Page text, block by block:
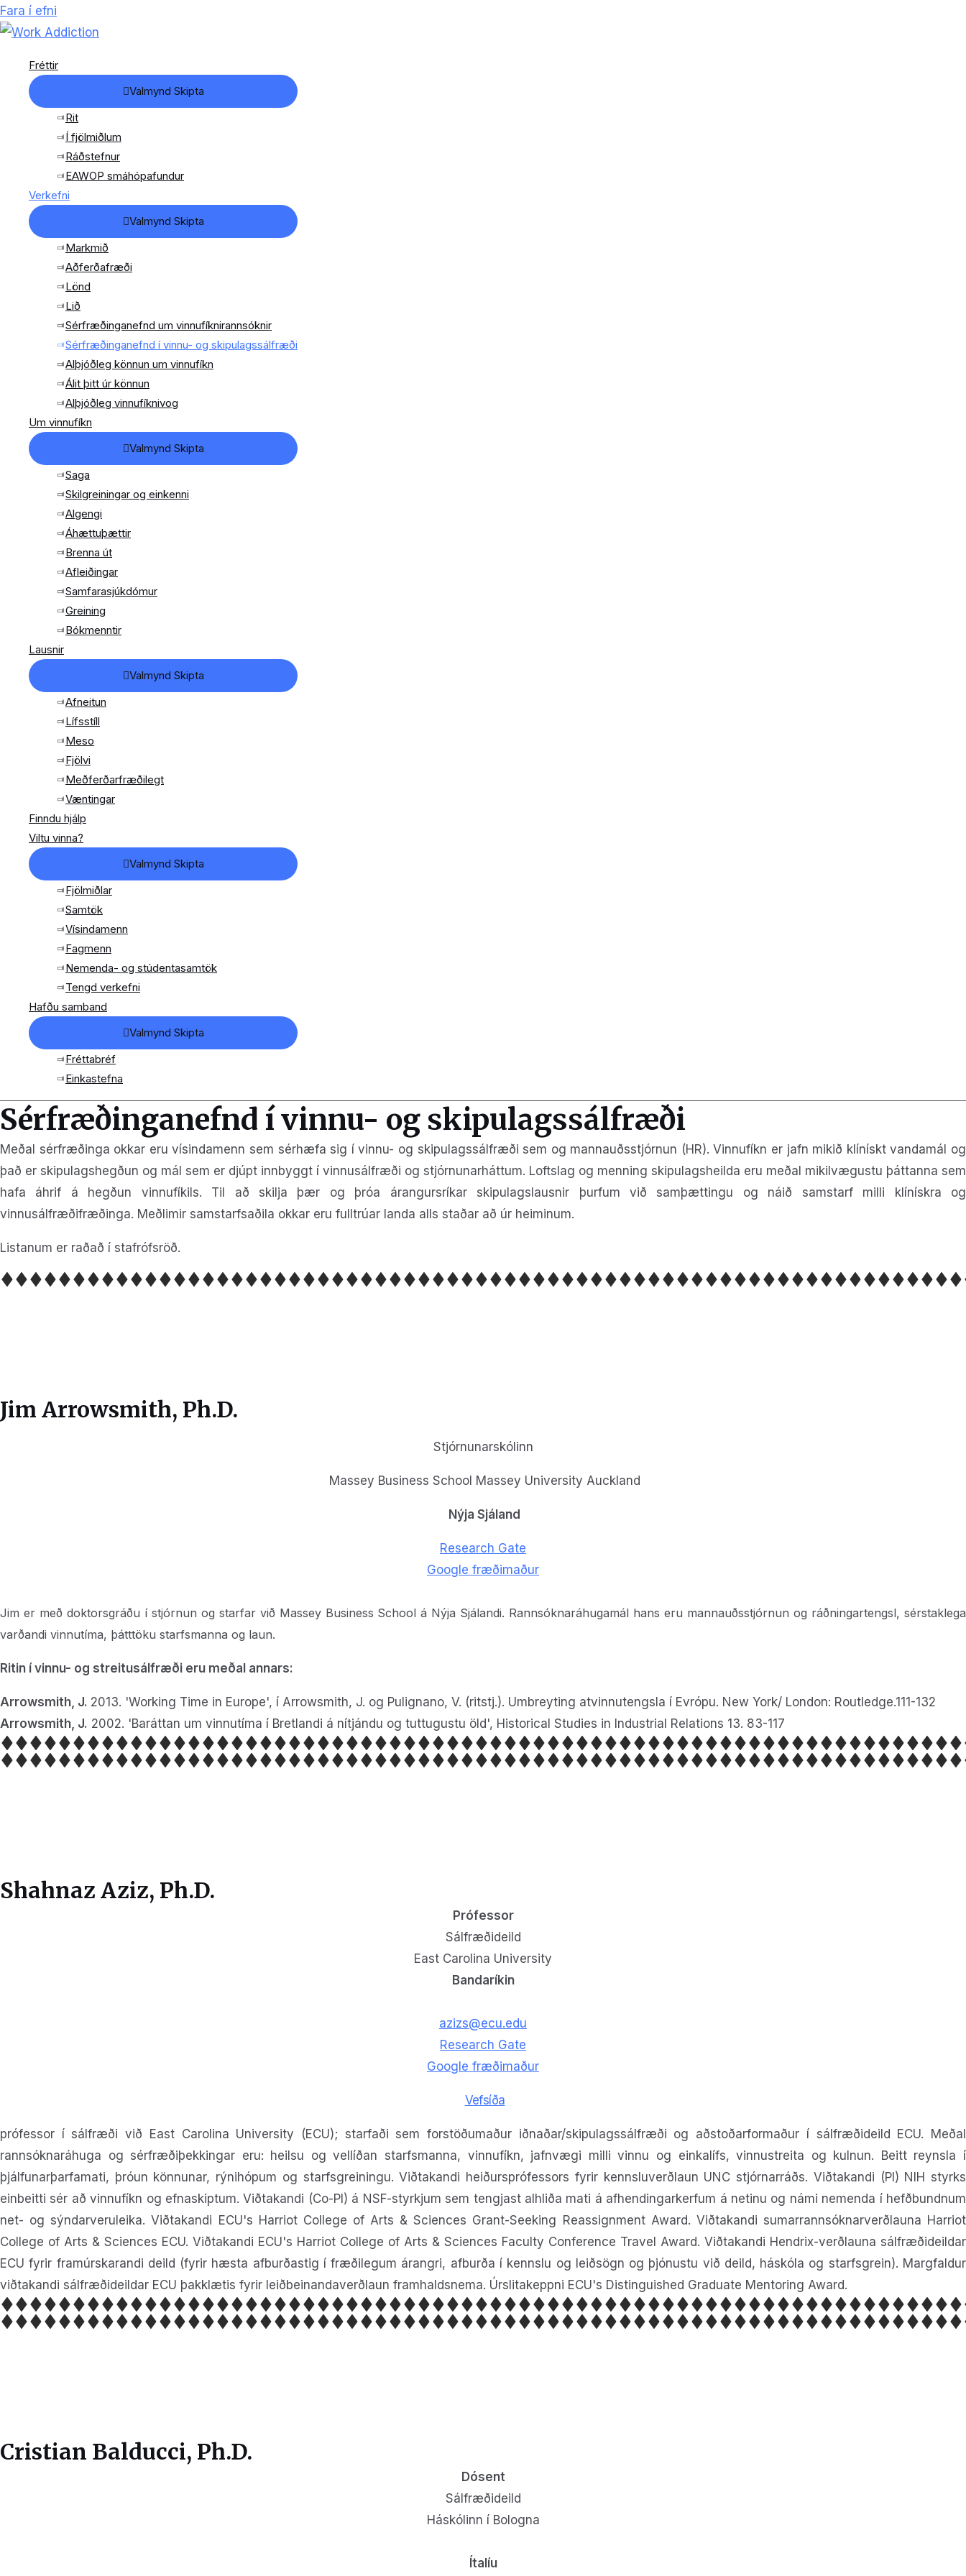
Fara í efni
Fréttir
Valmynd Skipta
Rit
Í fjölmiðlum
Ráðstefnur
EAWOP smáhópafundur
Verkefni
Valmynd Skipta
Markmið
Aðferðafræði
Lönd
Lið
Sérfræðinganefnd um vinnufíknirannsóknir
Sérfræðinganefnd í vinnu- og skipulagssálfræði
Alþjóðleg könnun um vinnufíkn
Álit þitt úr könnun
Alþjóðleg vinnufíknivog
Um vinnufíkn
Valmynd Skipta
Saga
Skilgreiningar og einkenni
Algengi
Áhættuþættir
Brenna út
Afleiðingar
Samfarasjúkdómur
Greining
Bókmenntir
Lausnir
Valmynd Skipta
Afneitun
Lífsstíll
Meso
Fjölvi
Meðferðarfræðilegt
Væntingar
Finndu hjálp
Viltu vinna?
Valmynd Skipta
Fjölmiðlar
Samtök
Vísindamenn
Fagmenn
Nemenda- og stúdentasamtök
Tengd verkefni
Hafðu samband
Valmynd Skipta
Fréttabréf
Einkastefna
Sérfræðinganefnd í vinnu- og skipulagssálfræði
Meðal sérfræðinga okkar eru vísindamenn sem sérhæfa sig í vinnu- og skipulagssálfræði sem og mannauðsstjórnun (HR). Vinnufíkn er jafn mikið klínískt vandamál og
það er skipulagshegðun og mál sem er djúpt innbyggt í vinnusálfræði og stjórnunarháttum. Loftslag og menning skipulagsheilda eru meðal mikilvægustu þáttanna sem
hafa áhrif á hegðun vinnufíkils. Til að skilja þær og þróa árangursríkar skipulagslausnir þurfum við samþættingu og náið samstarf milli klínískra og
vinnusálfræðifræðinga. Meðlimir samstarfsaðila okkar eru fulltrúar landa alls staðar að úr heiminum.
Listanum er raðað í stafrófsröð.
Jim Arrowsmith, Ph.D.
Stjórnunarskólinn
Massey Business School Massey University Auckland
Nýja Sjáland
Research Gate
Google fræðimaður
Jim er með doktorsgráðu í stjórnun og starfar við Massey Business School á Nýja Sjálandi. Rannsóknaráhugamál hans eru mannauðsstjórnun og ráðningartengsl, sérstaklega
varðandi vinnutíma, þátttöku starfsmanna og laun.
Ritin í vinnu- og streitusálfræði eru meðal annars:
Arrowsmith, J. 2013. 'Working Time in Europe', í Arrowsmith, J. og Pulignano, V. (ritstj.). Umbreyting atvinnutengsla í Evrópu. New York/ London: Routledge.111-132
Arrowsmith, J. 2002. 'Baráttan um vinnutíma í Bretlandi á nítjándu og tuttugustu öld', Historical Studies in Industrial Relations 13. 83-117
Shahnaz Aziz, Ph.D.
Prófessor
Sálfræðideild
East Carolina University
Bandaríkin
azizs@ecu.edu
Research Gate
Google fræðimaður
Vefsíða
prófessor í sálfræði við East Carolina University (ECU); starfaði sem forstöðumaður iðnaðar/skipulagssálfræði og aðstoðarformaður í sálfræðideild ECU. Meðal
rannsóknaráhuga og sérfræðiþekkingar eru: heilsu og vellíðan starfsmanna, vinnufíkn, jafnvægi milli vinnu og einkalífs, vinnustreita og kulnun. Beitt reynsla í
þjálfunarþarfamati, þróun könnunar, rýnihópum og starfsgreiningu. Viðtakandi heiðursprófessors fyrir kennsluverðlaun UNC stjórnarráðs. Viðtakandi (PI) NIH styrks
einbeitti sér að vinnufíkn og efnaskiptum. Viðtakandi (Co-PI) á NSF-styrkjum sem tengjast alhliða mati á afhendingarkerfum á netinu og námi nemenda í hefðbundnum
net- og sýndarveruleika. Viðtakandi ECU's Harriot College of Arts & Sciences Grant-Seeking Reassignment Award. Viðtakandi sumarrannsóknarverðlauna Harriot
College of Arts & Sciences ECU. Viðtakandi ECU's Harriot College of Arts & Sciences Faculty Conference Travel Award. Viðtakandi Hendrix-verðlauna sálfræðideildar
ECU fyrir framúrskarandi deild (fyrir hæsta afburðastig í fræðilegum árangri, afburða í kennslu og leiðsögn og þjónustu við deild, háskóla og starfsgrein). Margfaldur
viðtakandi sálfræðideildar ECU þakklætis fyrir leiðbeinandaverðlaun framhaldsnema. Úrslitakeppni ECU's Distinguished Graduate Mentoring Award.
Cristian Balducci, Ph.D.
Dósent
Sálfræðideild
Háskólinn í Bologna
Ítalíu